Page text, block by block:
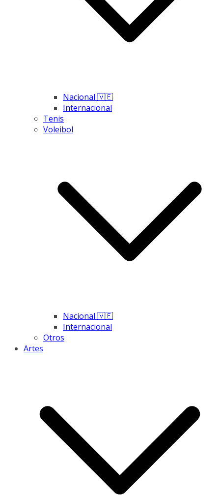
Nacional 🇻🇪
Internacional
Tenis
Voleibol
Nacional 🇻🇪
Internacional
Otros
Artes